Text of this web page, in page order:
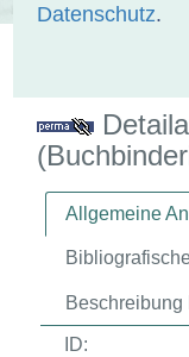
Datenschutz.
Allgemeine
Beschreibung
ID: